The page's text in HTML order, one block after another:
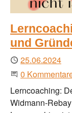
und
Publiziert
25.06.2024
Beginne eine
0
Lerncoaching:
Widmann-